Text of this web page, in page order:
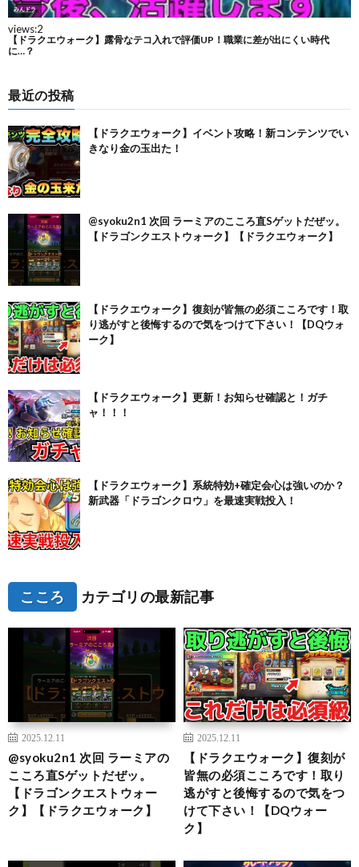
最近の投稿
【ドラクエウォーク】イベント攻略！新コンテンツでい
きなり金の玉出た！
@syoku2n1 次回 ラーミアのこころ直Sゲットだぜッ。
【ドラゴンクエストウォーク】【ドラクエウォーク】
【ドラクエウォーク】復刻が皆無の必須こころです！取
り逃がすと後悔するので気をつけて下さい！【DQウォ
ーク】
【ドラクエウォーク】更新！お知らせ確認と！ガチ
ャ！！！
【ドラクエウォーク】系統特効+確定会心は強いのか？
新武器「ドラゴンクロウ」を最速実戦投入！
こころ カテゴリの最新記事
2025.12.11
@syoku2n1 次回 ラーミアの
こころ直Sゲットだぜッ。
【ドラゴンクエストウォー
ク】【ドラクエウォーク】
2025.12.11
【ドラクエウォーク】復刻が
皆無の必須こころです！取り
逃がすと後悔するので気をつ
けて下さい！【DQウォー
ク】